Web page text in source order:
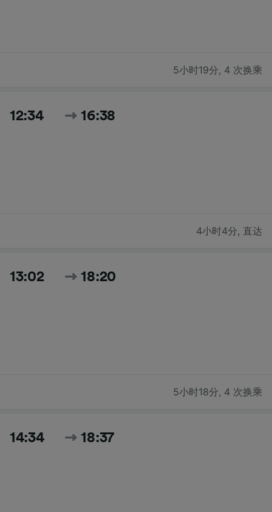
5小时19分, 4 次换乘
12:34 16:38
4小时4分, 直达
13:02 18:20
5小时18分, 4 次换乘
14:34 18:37